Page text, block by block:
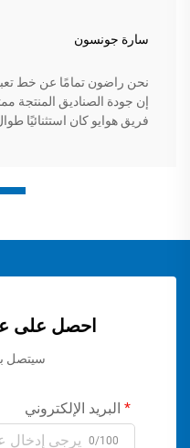
سارة جونسون
نحن راضون تمامًا عن خط
إن جودة الصناديق المنتجة
فريق هوايو كان استثنائيًا
احصل على
سيتصل
البريد الإلكتروني
0/100